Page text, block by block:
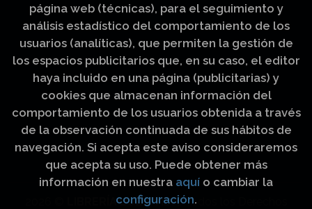
LIBRERÍA LUZ Y VIDA. Todos los Derechos
página web (técnicas), para el seguimiento y
análisis estadístico del comportamiento de los
usuarios (analíticas), que permiten la gestión de
los espacios publicitarios que, en su caso, el editor
haya incluido en una página (publicitarias) y
cookies que almacenan información del
comportamiento de los usuarios obtenida a través
de la observación continuada de sus hábitos de
navegación. Si acepta este aviso consideraremos
que acepta su uso. Puede obtener más
información en nuestra aquí o cambiar la
configuración.